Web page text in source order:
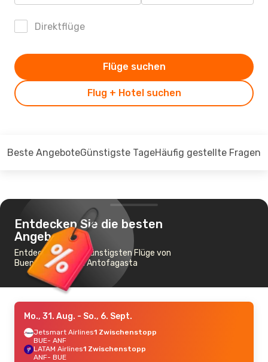
Direktflüge
Flug + Hotel suchen
Flüge suchen
Beste AngeboteGünstigste TageHäufig gestellte Fragen
Entdecken Sie die besten
Angebote
Entdecken Sie die günstigsten Flüge von
Buenos Aires nach Antofagasta
Mo., 31. Aug. - So., 6. Sept.
Jetsmart Airlines1 Zwischenstopp
BUE- ANF
LATAM Airlines1 Zwischenstopp
ANF- BUE